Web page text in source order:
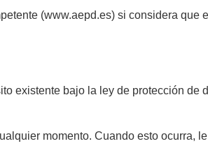
(www.aepd.es) si considera que
existente bajo la ley de protección de
momento. Cuando esto ocurra,